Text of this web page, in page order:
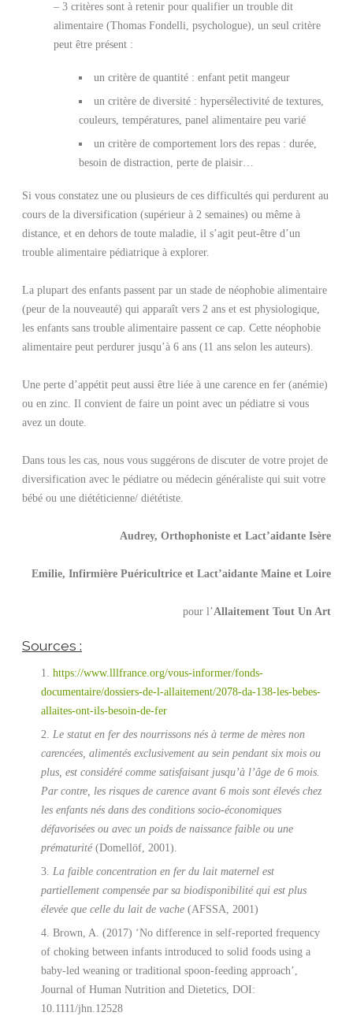
– 3 critères sont à retenir pour qualifier un trouble dit
alimentaire (Thomas Fondelli, psychologue), un seul critère
peut être présent :
un critère de quantité : enfant petit mangeur
un critère de diversité : hypersélectivité de textures,
couleurs, températures, panel alimentaire peu varié
un critère de comportement lors des repas : durée,
besoin de distraction, perte de plaisir…
Si vous constatez une ou plusieurs de ces difficultés qui perdurent au
cours de la diversification (supérieur à 2 semaines) ou même à
distance, et en dehors de toute maladie, il s’agit peut-être d’un
trouble alimentaire pédiatrique à explorer.
La plupart des enfants passent par un stade de néophobie alimentaire
(peur de la nouveauté) qui apparaît vers 2 ans et est physiologique,
les enfants sans trouble alimentaire passent ce cap. Cette néophobie
alimentaire peut perdurer jusqu’à 6 ans (11 ans selon les auteurs).
Une perte d’appétit peut aussi être liée à une carence en fer (anémie)
ou en zinc. Il convient de faire un point avec un pédiatre si vous
avez un doute.
Dans tous les cas, nous vous suggérons de discuter de votre projet de
diversification avec le pédiatre ou médecin généraliste qui suit votre
bébé ou une diététicienne/ diététiste.
Audrey, Orthophoniste et Lact’aidante Isère
Emilie, Infirmière Puéricultrice et Lact’aidante Maine et Loire
pour l’Allaitement Tout Un Art
Sources :
https://www.lllfrance.org/vous-informer/fonds-
documentaire/dossiers-de-l-allaitement/2078-da-138-les-bebes-
allaites-ont-ils-besoin-de-fer
Le statut en fer des nourrissons nés à terme de mères non
carencées, alimentés exclusivement au sein pendant six mois ou
plus, est considéré comme satisfaisant jusqu’à l’âge de 6 mois.
Par contre, les risques de carence avant 6 mois sont élevés chez
les enfants nés dans des conditions socio-économiques
défavorisées ou avec un poids de naissance faible ou une
prématurité(Domellöf, 2001).
La faible concentration en fer du lait maternel est
partiellement compensée par sa biodisponibilité qui est plus
élevée que celle du lait de vache(AFSSA, 2001)
Brown, A. (2017) ‘No difference in self-reported frequency
of choking between infants introduced to solid foods using a
baby-led weaning or traditional spoon-feeding approach’,
Journal of Human Nutrition and Dietetics, DOI:
10.1111/jhn.12528